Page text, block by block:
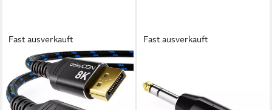
Fast ausverkauft
DELEYCON
deleyCON 0,5m DisplayPort
Kabel 1.4 8K@60Hz
4K@165Hz UHD WQHD HDR
Fast ausverkauft
auf 6,3mm Stereo Klinke XLR
Stecker auf Audio-Kabel